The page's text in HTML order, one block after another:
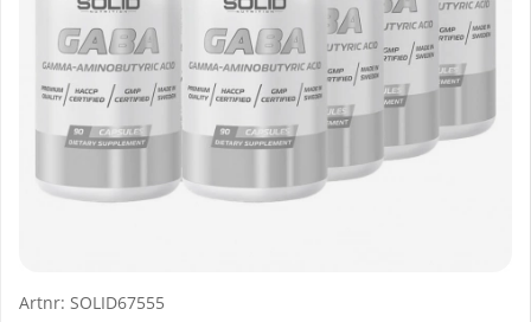
Artnr: SOLID67555